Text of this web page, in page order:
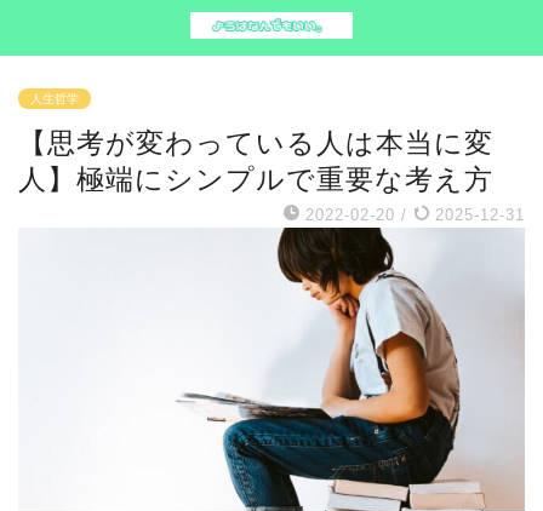
人生哲学
【思考が変わっている人は本当に変
人】極端にシンプルで重要な考え方
2022-02-20 / 2025-12-31